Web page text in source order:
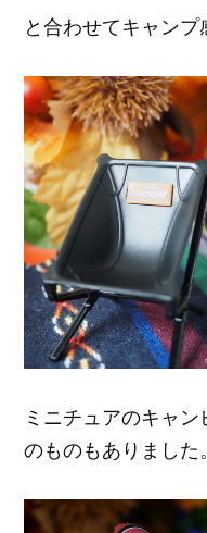
と合わせてキャンプ
ミニチュアのキャ
のものもありました